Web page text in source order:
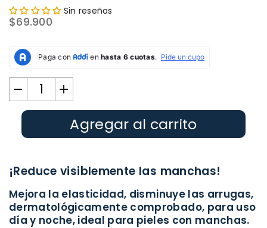
Sin reseñas
Precio
$69.900
Agregar al carrito
¡Reduce visiblemente las manchas!
Mejora la elasticidad, disminuye las arrugas,
dermatológicamente comprobado, para uso
día y noche, ideal para pieles con manchas.